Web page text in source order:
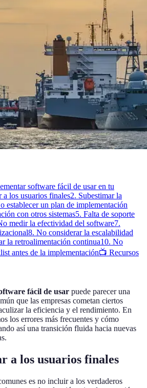
software fácil de usar en tu
los usuarios finales2. Subestimar la
establecer un plan de implementación
con otros sistemas5. Falta de soporte
medir la efectividad del software7.
8. No considerar la escalabilidad
la retroalimentación continua10. No
antes de la implementación📺 Recursos
fácil de usar puede parecer una
que las empresas cometan ciertos
la eficiencia y el rendimiento. En
los errores más frecuentes y cómo
así una transición fluida hacia nuevas
a los usuarios finales
es no incluir a los verdaderos